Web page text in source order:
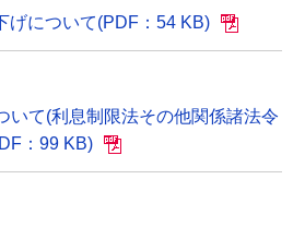
げについて(PDF：54 KB)
いて(利息制限法その他関係諸法令
：99 KB)